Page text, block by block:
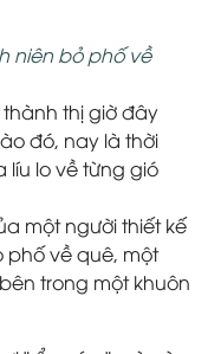
niên bỏ phố về
thị giờ đây
đó, nay là thời
líu lo về từng gió
một người thiết kế
phố về quê, một
trong một khuôn